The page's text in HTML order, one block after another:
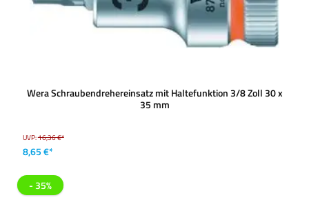
Wera Schraubendrehereinsatz mit Haltefunktion 3/8 Zoll 30 x
35 mm
UVP:16,36 €*
8,65 €*
- 35%